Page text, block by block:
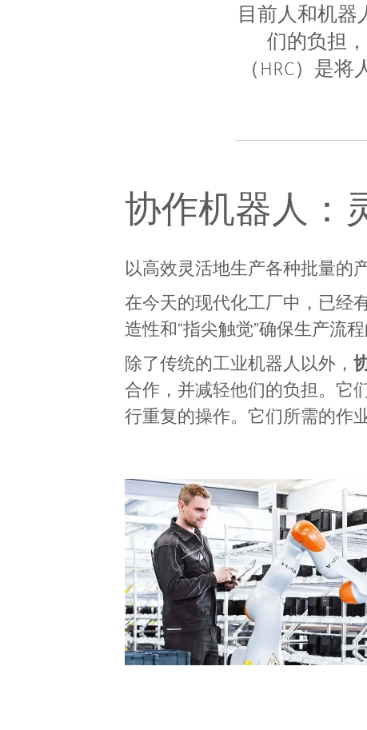
目前人和机器
们的负担
（HRC）是
协作机器人：
以高效灵活地生产各种批量的
在今天的现代化工厂中，已经
造性和“指尖触觉”确保生产流程
除了传统的工业机器人以外，
合作，并减轻他们的负担。它
行重复的操作。它们所需的作